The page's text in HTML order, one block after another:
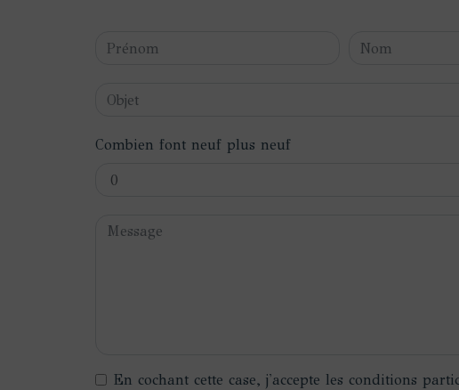
Combien font neuf plus neuf
En cochant cette case, j'accepte les conditions